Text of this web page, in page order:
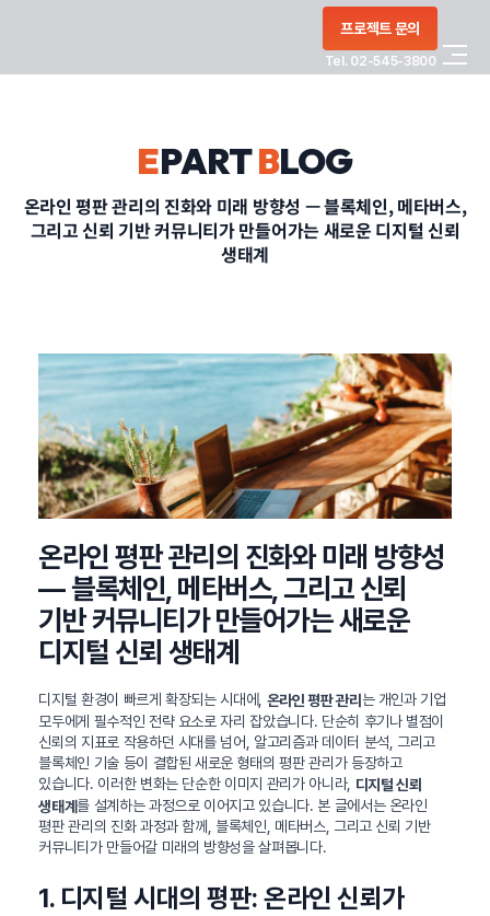
프로젝트 문의
Tel. 02-545-3800
PORTFOLIO
CONTACT
정부지원사업
EPARTBLOG
온라인 평판 관리의 진화와 미래 방향성 — 블록체인, 메타버스,
그리고 신뢰 기반 커뮤니티가 만들어가는 새로운 디지털 신뢰
생태계
온라인 평판 관리의 진화와 미래 방향성
— 블록체인, 메타버스, 그리고 신뢰
기반 커뮤니티가 만들어가는 새로운
디지털 신뢰 생태계
디지털 환경이 빠르게 확장되는 시대에, 온라인 평판 관리 는 개인과 기업
모두에게 필수적인 전략 요소로 자리 잡았습니다. 단순히 후기나 별점이
신뢰의 지표로 작용하던 시대를 넘어, 알고리즘과 데이터 분석, 그리고
블록체인 기술 등이 결합된 새로운 형태의 평판 관리가 등장하고
있습니다. 이러한 변화는 단순한 이미지 관리가 아니라, 디지털 신뢰
생태계를 설계하는 과정으로 이어지고 있습니다. 본 글에서는 온라인
평판 관리의 진화 과정과 함께, 블록체인, 메타버스, 그리고 신뢰 기반
커뮤니티가 만들어갈 미래의 방향성을 살펴봅니다.
1. 디지털 시대의 평판: 온라인 신뢰가